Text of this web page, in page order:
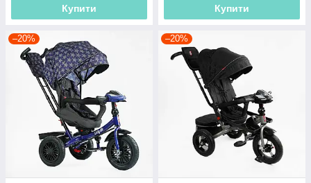
Купити Купити
–20% –20%